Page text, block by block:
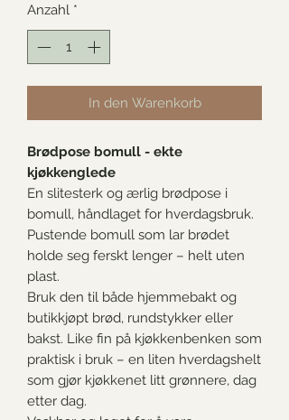
Anzahl *
In den Warenkorb
Brødpose bomull - ekte
kjøkkenglede
En slitesterk og ærlig brødpose i
bomull, håndlaget for hverdagsbruk.
Pustende bomull som lar brødet
holde seg ferskt lenger – helt uten
plast.
Bruk den til både hjemmebakt og
butikkjøpt brød, rundstykker eller
bakst. Like fin på kjøkkenbenken som
praktisk i bruk – en liten hverdagshelt
som gjør kjøkkenet litt grønnere, dag
etter dag.